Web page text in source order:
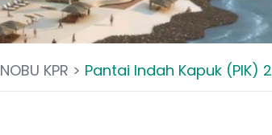
NOBU KPR > Pantai Indah Kapuk (PIK) 2